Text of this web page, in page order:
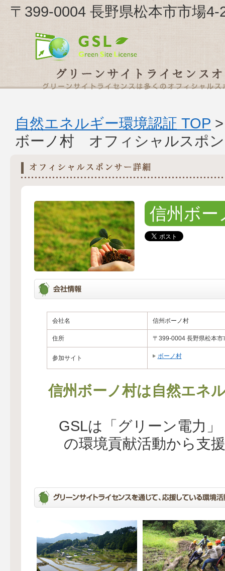
〒399-0004 長野県松本市市場
自然エネルギー環境認証 TOP
ボーノ村 オフィシャルスポ
信州ボー
会社名 信州ボーノ村
住所 〒399-0004 長野県松本市
参加サイト ボーノ村
信州ボーノ村は自然エネ
GSLは「グリーン電力
の環境貢献活動から支